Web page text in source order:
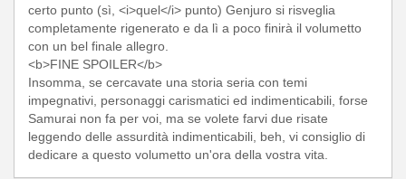
certo punto (sì, <i>quel</i> punto) Genjuro si risveglia
completamente rigenerato e da lì a poco finirà il volumetto
con un bel finale allegro.
<b>FINE SPOILER</b>
Insomma, se cercavate una storia seria con temi
impegnativi, personaggi carismatici ed indimenticabili, forse
Samurai non fa per voi, ma se volete farvi due risate
leggendo delle assurdità indimenticabili, beh, vi consiglio di
dedicare a questo volumetto un'ora della vostra vita.